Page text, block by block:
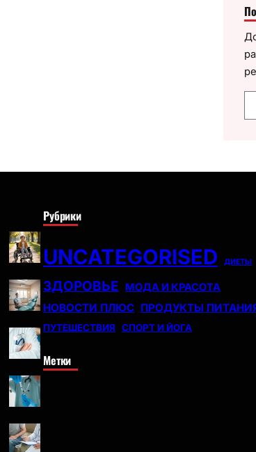
о
Рубрики
UNCATEGORISED ДИЕТЫ
ЗДОРОВЬЕ МОДА И КРАСОТА
НОВОСТИ ПЛЮС ПРОДУКТЫ
ПУТЕШЕСТВИЯ СПОРТ И ЙОГА
Метки